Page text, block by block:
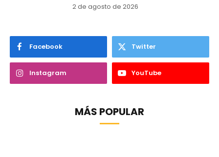
2 de agosto de 2026
Facebook Twitter
Instagram YouTube
MÁS POPULAR